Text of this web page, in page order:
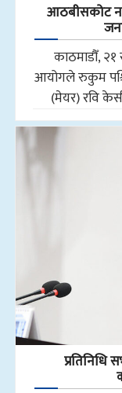
आठबीसकोट
काठमाडौँ,
आयोगले रुकुम
(मेयर) रवि
प्रतिनिधि